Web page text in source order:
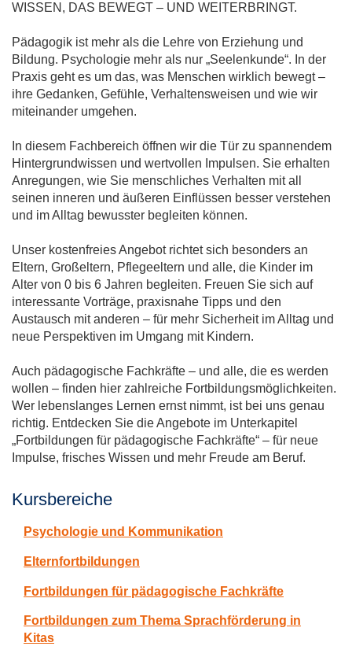
WISSEN, DAS BEWEGT – UND WEITERBRINGT.
Pädagogik ist mehr als die Lehre von Erziehung und
Bildung. Psychologie mehr als nur „Seelenkunde“. In der
Praxis geht es um das, was Menschen wirklich bewegt –
ihre Gedanken, Gefühle, Verhaltensweisen und wie wir
miteinander umgehen.
In diesem Fachbereich öffnen wir die Tür zu spannendem
Hintergrundwissen und wertvollen Impulsen. Sie erhalten
Anregungen, wie Sie menschliches Verhalten mit all
seinen inneren und äußeren Einflüssen besser verstehen
und im Alltag bewusster begleiten können.
Unser kostenfreies Angebot richtet sich besonders an
Eltern, Großeltern, Pflegeeltern und alle, die Kinder im
Alter von 0 bis 6 Jahren begleiten. Freuen Sie sich auf
interessante Vorträge, praxisnahe Tipps und den
Austausch mit anderen – für mehr Sicherheit im Alltag und
neue Perspektiven im Umgang mit Kindern.
Auch pädagogische Fachkräfte – und alle, die es werden
wollen – finden hier zahlreiche Fortbildungsmöglichkeiten.
Wer lebenslanges Lernen ernst nimmt, ist bei uns genau
richtig. Entdecken Sie die Angebote im Unterkapitel
„Fortbildungen für pädagogische Fachkräfte“ – für neue
Impulse, frisches Wissen und mehr Freude am Beruf.
Kursbereiche
Psychologie und Kommunikation
Elternfortbildungen
Fortbildungen für pädagogische Fachkräfte
Fortbildungen zum Thema Sprachförderung in
Kitas